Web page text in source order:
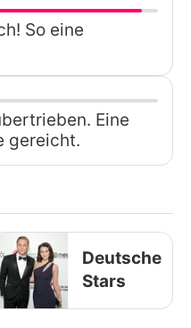
So eine
Eine
gereicht.
Deutsche
Stars